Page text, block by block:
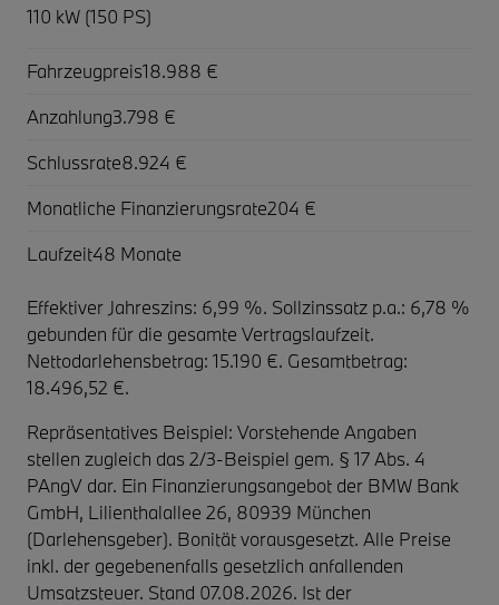
110 kW (150 PS)
Fahrzeugpreis18.988 €
Anzahlung3.798 €
Schlussrate8.924 €
Monatliche Finanzierungsrate204 €
Laufzeit48 Monate
Effektiver Jahreszins: 6,99 %. Sollzinssatz p.a.: 6,78 %
gebunden für die gesamte Vertragslaufzeit.
Nettodarlehensbetrag: 15.190 €. Gesamtbetrag:
18.496,52 €.
Repräsentatives Beispiel: Vorstehende Angaben
stellen zugleich das 2/3-Beispiel gem. § 17 Abs. 4
PAngV dar. Ein Finanzierungsangebot der BMW Bank
GmbH, Lilienthalallee 26, 80939 München
(Darlehensgeber). Bonität vorausgesetzt. Alle Preise
inkl. der gegebenenfalls gesetzlich anfallenden
Umsatzsteuer. Stand 07.08.2026. Ist der